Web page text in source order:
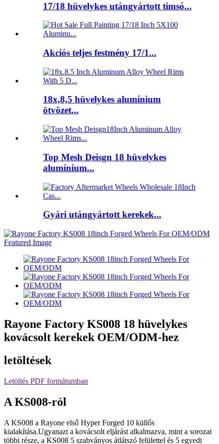
17/18 hüvelykes utángyártott timsó...
Akciós teljes festmény 17/1...
18x,8,5 hüvelykes alumínium
ötvözet...
Top Mesh Deisgn 18 hüvelykes
alumínium...
Gyári utángyártott kerekek...
Rayone Factory KS008 18 hüvelykes
kovácsolt kerekek OEM/ODM-hez
letöltések
Letöltés PDF formátumban
A KS008-ról
A KS008 a Rayone első Hyper Forged 10 küllős
kialakítása.Ugyanazt a kovácsolt eljárást alkalmazva, mint a sorozat
többi része, a KS008 5 szabványos átlátszó felülettel és 5 egyedi